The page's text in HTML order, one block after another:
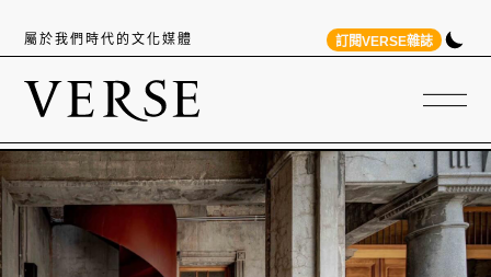
屬於我們時代的文化媒體 訂閱VERSE雜誌